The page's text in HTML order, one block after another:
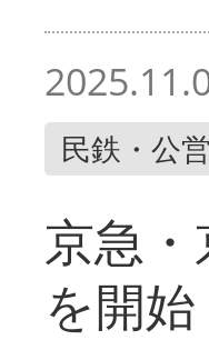
民鉄・公
京急
を開始